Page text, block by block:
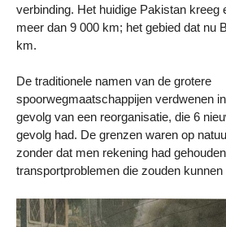
verbinding. Het huidige Pakistan kreeg
meer dan 9 000 km; het gebied dat nu
km.
De traditionele namen van de grotere
spoorwegmaatschappijen verdwenen
gevolg van een reorganisatie, die 6
gevolg had. De grenzen waren op
zonder dat men rekening had
transportproblemen die zouden kunnen